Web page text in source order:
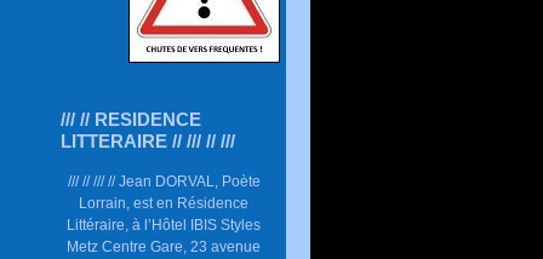
/// // RESIDENCE
LITTERAIRE // /// // ///
/// // /// // Jean DORVAL, Poète
Lorrain, est en Résidence
Littéraire, à l’Hôtel IBIS Styles
Metz Centre Gare, 23 avenue